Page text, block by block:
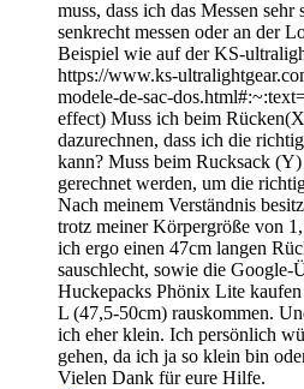
muss, dass ich das Messen
senkrecht messen oder an der
Beispiel wie auf der KS-
https://www.ks-
modele-de-sac-
effect) Muss ich beim
dazurechnen, dass ich die
kann? Muss beim Rucksack
gerechnet werden, um die
Nach meinem Verständnis
trotz meiner Körpergröße von
ich ergo einen 47cm langen
sauschlecht, sowie die Google-
Huckepacks Phönix Lite
L (47,5-50cm) rauskommen.
ich eher klein. Ich persönlich
gehen, da ich ja so klein bin
Vielen Dank für eure Hilfe.